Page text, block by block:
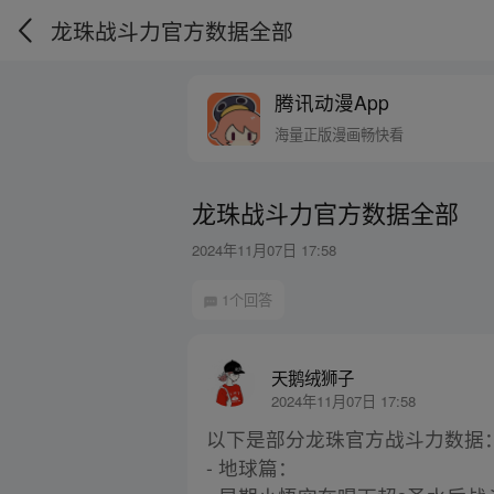
龙珠战斗力官方数据全部
腾讯动漫App
海量正版漫画畅快看
龙珠战斗力官方数据全部
2024年11月07日 17:58
1个回答
天鹅绒狮子
2024年11月07日 17:58
以下是部分龙珠官方战斗力数据
- 地球篇：